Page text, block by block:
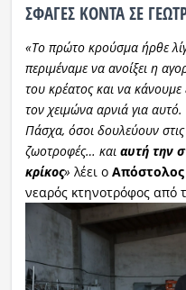
ΣΦΑΓΕΣ ΚΟΝΤΑ ΣΕ
«Το πρώτο κρούσμα ήρθε
περιμέναμε να ανοίξει η
του κρέατος και να
τον χειμώνα αρνιά για
Πάσχα, όσοι δουλεύουν
ζωοτροφές… και αυτή την
κρίκος» λέει ο Απόστολος
νεαρός κτηνοτρόφος από